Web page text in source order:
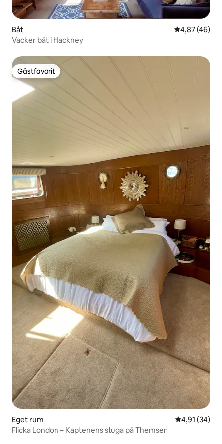
Båt 4,87 av 5 i
4,87 (46)
Vacker båt i Hackney
Gästfavorit
Gästfavorit
Eget rum 4,91 av 5 i
4,91 (34)
Flicka London – Kaptenens stuga på Themsen